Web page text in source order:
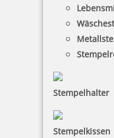
Stempelhalter
Stempelkissen
Zu den Bürostempeln
Firmenstempel mit
Auftragsbearbeitung
Bürostempel
wiederkehrenden
sollten daher in